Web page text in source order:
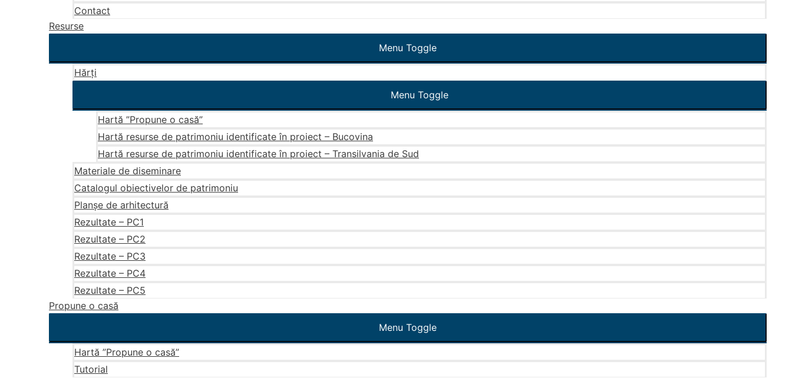
Contact
Resurse
Menu Toggle
Hărți
Menu Toggle
Hartă ”Propune o casă”
Hartă resurse de patrimoniu identificate în proiect – Bucovina
Hartă resurse de patrimoniu identificate în proiect – Transilvania de Sud
Materiale de diseminare
Catalogul obiectivelor de patrimoniu
Planșe de arhitectură
Rezultate – PC1
Rezultate – PC2
Rezultate – PC3
Rezultate – PC4
Rezultate – PC5
Propune o casă
Menu Toggle
Hartă ”Propune o casă”
Tutorial